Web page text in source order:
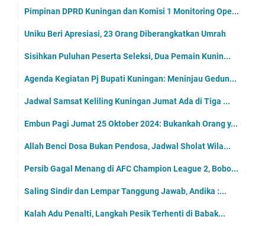
Pimpinan DPRD Kuningan dan Komisi 1 Monitoring Ope...
Uniku Beri Apresiasi, 23 Orang Diberangkatkan Umrah
Sisihkan Puluhan Peserta Seleksi, Dua Pemain Kunin...
Agenda Kegiatan Pj Bupati Kuningan: Meninjau Gedun...
Jadwal Samsat Keliling Kuningan Jumat Ada di Tiga ...
Embun Pagi Jumat 25 Oktober 2024: Bukankah Orang y...
Allah Benci Dosa Bukan Pendosa, Jadwal Sholat Wila...
Persib Gagal Menang di AFC Champion League 2, Bobo...
Saling Sindir dan Lempar Tanggung Jawab, Andika :...
Kalah Adu Penalti, Langkah Pesik Terhenti di Babak...